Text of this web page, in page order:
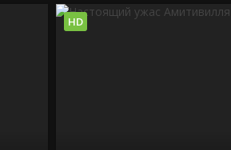
HD